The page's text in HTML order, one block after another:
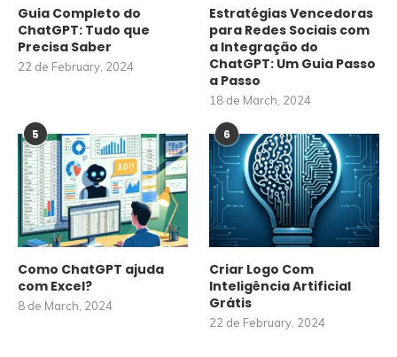
Guia Completo do
ChatGPT: Tudo que
Precisa Saber
22 de February, 2024
Estratégias Vencedoras
para Redes Sociais com
a Integração do
ChatGPT: Um Guia Passo
a Passo
18 de March, 2024
5
Como ChatGPT ajuda
com Excel?
8 de March, 2024
6
Criar Logo Com
Inteligência Artificial
Grátis
22 de February, 2024